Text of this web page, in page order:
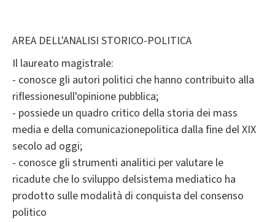
AREA DELL'ANALISI STORICO-POLITICA
Il laureato magistrale:
- conosce gli autori politici che hanno contribuito alla
riflessionesull'opinione pubblica;
- possiede un quadro critico della storia dei mass
media e della comunicazionepolitica dalla fine del XIX
secolo ad oggi;
- conosce gli strumenti analitici per valutare le
ricadute che lo sviluppo delsistema mediatico ha
prodotto sulle modalità di conquista del consenso
politico